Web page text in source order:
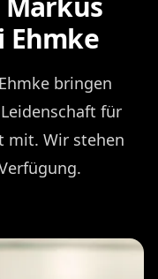
Ehmke
bringen
für
mit. Wir stehen